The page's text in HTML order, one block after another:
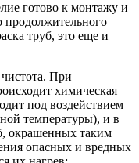
готово к монтажу и
труб, это еще и
При
химическая
под воздействием
температуры), и в
окрашенных таким
опасных и вредных